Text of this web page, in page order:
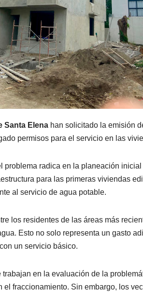
Santa Elena han solicitado la emisión
permisos para el servicio en las
problema radica en la planeación
para las primeras viviendas
al servicio de agua potable.
los residentes de las áreas más
Esto no solo representa un gasto
un servicio básico.
en la evaluación de la
fraccionamiento. Sin embargo, los